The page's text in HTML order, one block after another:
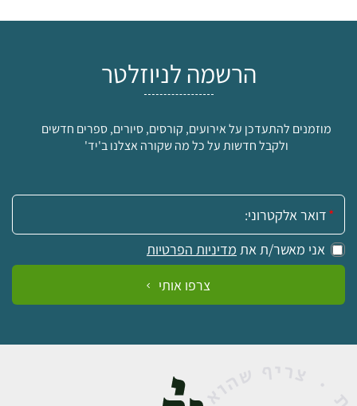
הרשמה לניוזלטר
מוזמנים להתעדכן על אירועים, קורסים, סיורים, ספרים חדשים
ולקבל חדשות על כל מה שקורה אצלנו ב'יד'
אימייל:
אני מאשר/ת את מדיניות הפרטיות
צרפו אותי